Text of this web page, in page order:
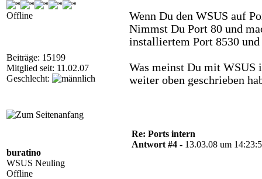
Offline
Beiträge: 15199
Mitglied seit: 11.02.07
Geschlecht:
Wenn Du den WSUS auf
Nimmst Du Port 80 und
installiertem Port 8530 und
Was meinst Du mit WSUS
weiter oben geschrieben
buratino
WSUS Neuling
Offline
Re: Ports intern
Antwort #4 - 13.03.08 um